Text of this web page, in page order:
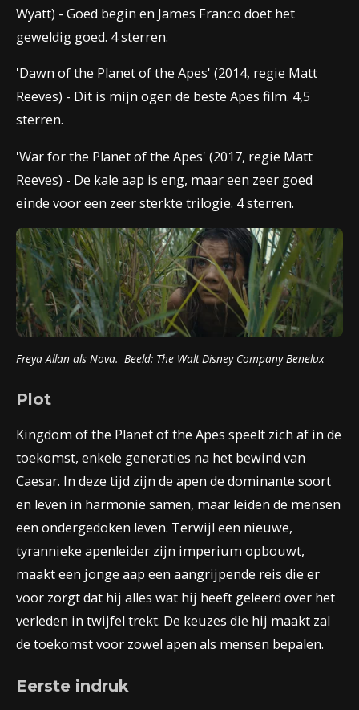
Wyatt) - Goed begin en James Franco doet het
geweldig goed. 4 sterren.
'Dawn of the Planet of the Apes' (2014, regie Matt
Reeves) - Dit is mijn ogen de beste Apes film. 4,5
sterren.
'War for the Planet of the Apes' (2017, regie Matt
Reeves) - De kale aap is eng, maar een zeer goed
einde voor een zeer sterkte trilogie. 4 sterren.
Freya Allan als Nova. Beeld: The Walt Disney Company Benelux
Plot
Kingdom of the Planet of the Apes speelt zich af in de
toekomst, enkele generaties na het bewind van
Caesar. In deze tijd zijn de apen de dominante soort
en leven in harmonie samen, maar leiden de mensen
een ondergedoken leven. Terwijl een nieuwe,
tyrannieke apenleider zijn imperium opbouwt,
maakt een jonge aap een aangrijpende reis die er
voor zorgt dat hij alles wat hij heeft geleerd over het
verleden in twijfel trekt. De keuzes die hij maakt zal
de toekomst voor zowel apen als mensen bepalen.
Eerste indruk